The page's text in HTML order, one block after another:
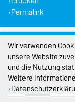
Permalink
Wir verwenden
unsere Website
und die Nutzung
Weitere